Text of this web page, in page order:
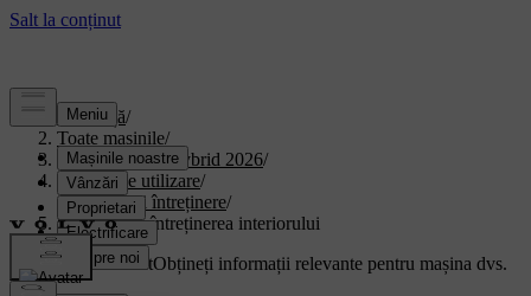
Asistență/
Toate mașinile/
XC90 Plug-in Hybrid 2026/
Manual de utilizare/
Îngrijire și întreținere/
Curățarea și întreținerea interiorului
Suport personalizatObțineți informații relevante pentru mașina dvs.